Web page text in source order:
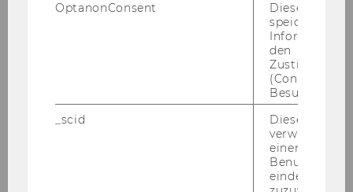
Eva More-Hollerweger
Senior Researcher, Chairperson of the NPO
OptanonConsent
Dieses Cookie
speichert
den
(Consent)
Besuchers.
_scid
Dieses
verwendet,
einem/einer
Benutzer*in
eindeutige ID